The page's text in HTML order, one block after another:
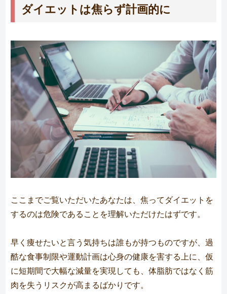
ダイエットは焦らず計画的に
ここまでご覧いただいたあなたは、焦ってダイエットを
するのは危険であることを理解いただけたはずです。
早く痩せたいと言う気持ちは誰もが持つものですが、過
酷な食事制限や運動計画は心身の健康を害する上に、仮
に短期間で大幅な減量を実現しても、体脂肪ではなく筋
肉を失うリスクが高まるばかりです。